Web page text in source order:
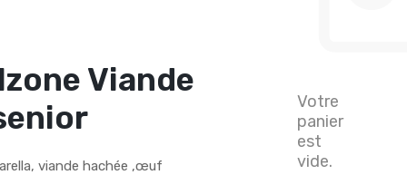
Votre
panier
est
vide.
Viande
viande hachée ,œuf